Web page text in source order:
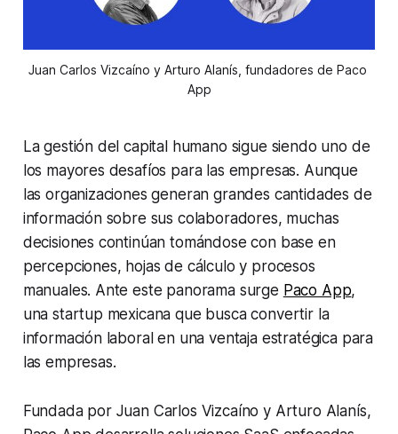
Juan Carlos Vizcaíno y Arturo Alanís, fundadores de Paco
App
La gestión del capital humano sigue siendo uno de
los mayores desafíos para las empresas. Aunque
las organizaciones generan grandes cantidades de
información sobre sus colaboradores, muchas
decisiones continúan tomándose con base en
percepciones, hojas de cálculo y procesos
manuales. Ante este panorama surge Paco App,
una startup mexicana que busca convertir la
información laboral en una ventaja estratégica para
las empresas.
Fundada por Juan Carlos Vizcaíno y Arturo Alanís,